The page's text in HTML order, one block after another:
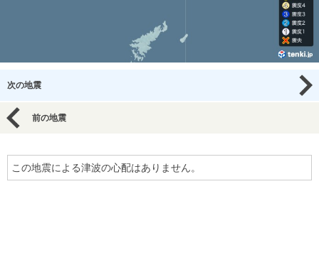
次の地震
前の地震
この地震による津波の心配はありません。